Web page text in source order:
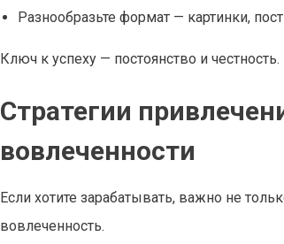
Разнообразьте формат — картинки,
Ключ к успеху — постоянство и
Стратегии
вовлеченности
Если хотите зарабатывать, важно не
вовлеченность.